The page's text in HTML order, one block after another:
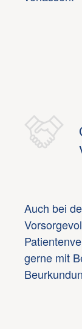
Auch bei
gerne mit